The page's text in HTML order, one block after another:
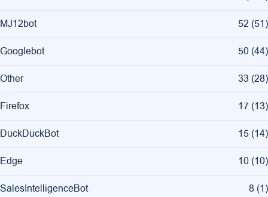
MJ12bot 52 (51)
Googlebot 50 (44)
Other 33 (28)
Firefox 17 (13)
DuckDuckBot 15 (14)
Edge 10 (10)
SalesIntelligenceBot 8 (1)